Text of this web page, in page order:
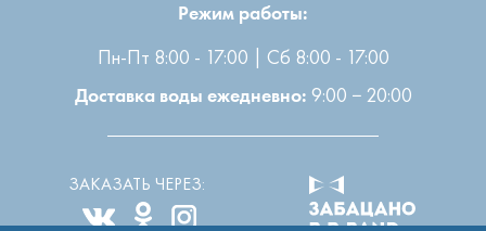
Режим работы:
Пн-Пт 8:00 - 17:00 | Сб 8:00 - 17:00
Доставка воды ежедневно: 9:00 − 20:00
ЗАКАЗАТЬ ЧЕРЕЗ: